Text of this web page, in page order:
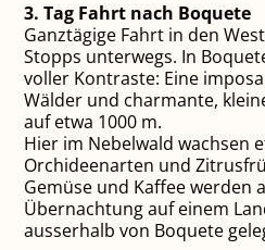
3. Tag Fahrt nach Boquete
Ganztägige Fahrt in den
Stopps unterwegs. In
voller Kontraste: Eine
Wälder und charmante,
auf etwa 1000 m.
Hier im Nebelwald wachsen
Orchideenarten und
Gemüse und Kaffee werden
Übernachtung auf einem
ausserhalb von Boquete